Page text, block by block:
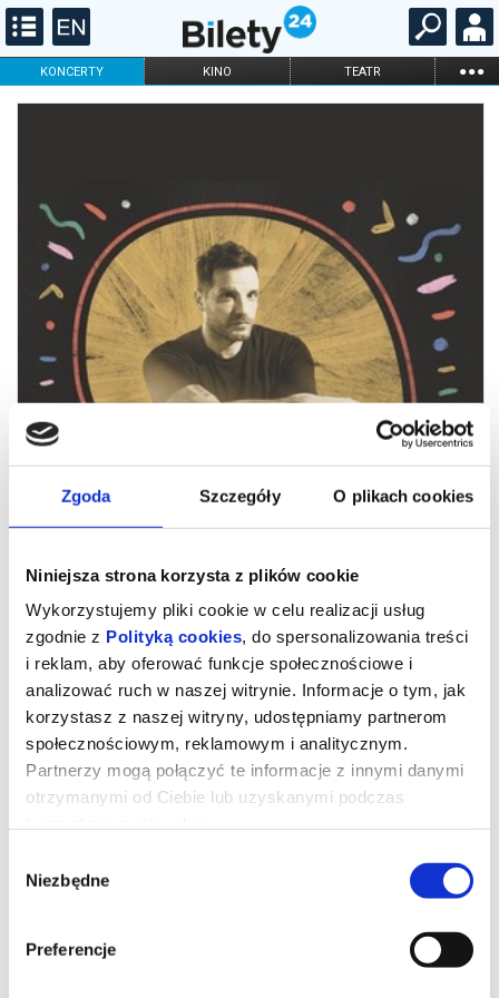
Zgoda Szczegóły O plikach cookies
Niniejsza strona korzysta z plików cookie
Wykorzystujemy pliki cookie w celu realizacji usług
zgodnie z Polityką cookies, do spersonalizowania treści
i reklam, aby oferować funkcje społecznościowe i
analizować ruch w naszej witrynie. Informacje o tym, jak
korzystasz z naszej witryny, udostępniamy partnerom
społecznościowym, reklamowym i analitycznym.
Partnerzy mogą połączyć te informacje z innymi danymi
otrzymanymi od Ciebie lub uzyskanymi podczas
zgody
Niezbędne
Preferencje
KONCERTY KINO TEATR ...
FILHARMONIA OPERA I BALET
16. Lublin Jazz Festiwal: Forever
Ahead: ANTONIO RAIA (IT) – [Σ]
SIGMA / premiera!
Antonio Raia - Σ [sigma] to całkowicie akustyczne dzieło oparte na
To muzyka traktowana jako rytuał – ciało złożone z fragmentów,
które w zestawieniu generują moment olśnienia. Nie chodzi o
jedność, lecz o sakralną akumulację tego, co niewidzialne i ulotne.